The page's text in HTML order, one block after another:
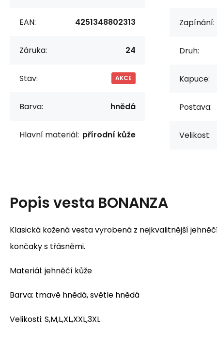
EAN: 4251348802313
Záruka: 24
Stav: AKCE
Barva: hnědá
Hlavní materiál: přírodní kůže
Zapínání:
Druh:
Kapuce:
Postava:
Velikost:
Popisvesta BONANZA
Klasická kožená vesta vyrobená z nejkvalitnější
končaky s třásněmi.
Materiál: jehněčí kůže
Barva: tmavě hnědá, světle hnědá
Velikosti: S,M,L,XL,XXL,3XL